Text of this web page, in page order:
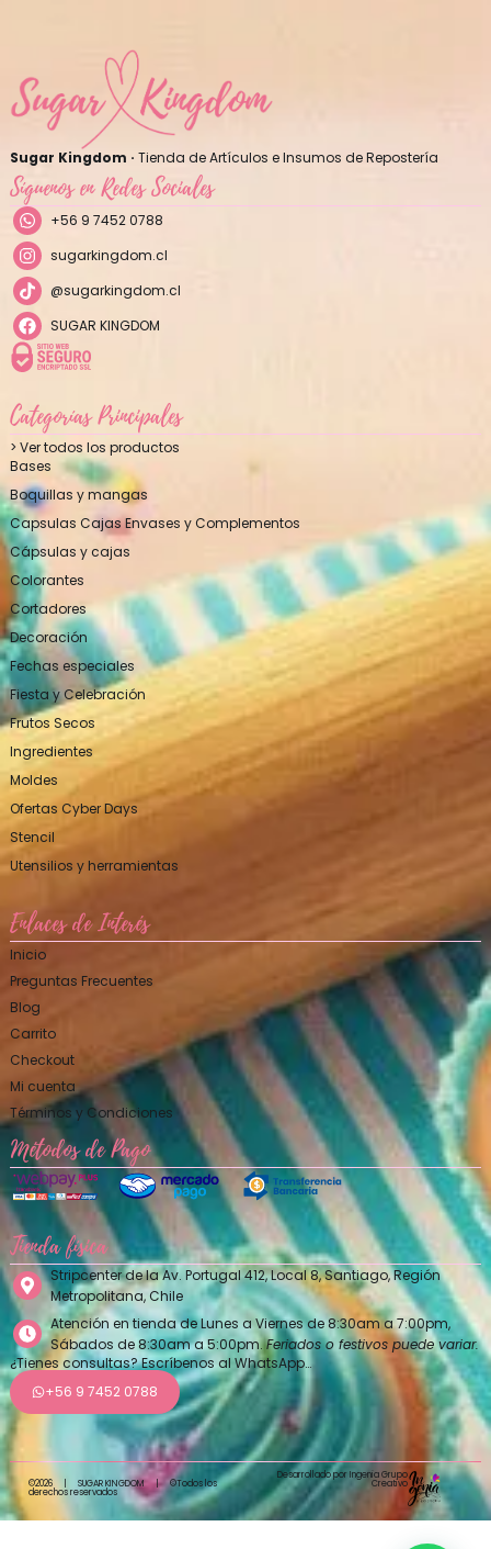
Sugar Kingdom · Tienda de Artículos e Insumos de Repostería
Síguenos en Redes Sociales
+56 9 7452 0788
sugarkingdom.cl
@sugarkingdom.cl
SUGAR KINGDOM
Categorías Principales
> Ver todos los productos
Bases
Boquillas y mangas
Capsulas Cajas Envases y Complementos
Cápsulas y cajas
Colorantes
Cortadores
Decoración
Fechas especiales
Fiesta y Celebración
Frutos Secos
Ingredientes
Moldes
Ofertas Cyber Days
Stencil
Utensilios y herramientas
Enlaces de Interés
Inicio
Preguntas Frecuentes
Blog
Carrito
Checkout
Mi cuenta
Términos y Condiciones
Métodos de Pago
Tienda física
Stripcenter de la Av. Portugal 412, Local 8, Santiago, Región
Metropolitana, Chile
Atención en tienda de Lunes a Viernes de 8:30am a 7:00pm,
Sábados de 8:30am a 5:00pm.Feriados o festivos puede variar.
¿Tienes consultas? Escríbenos al WhatsApp…
+56 9 7452 0788
©2026 SUGAR KINGDOM | ©Todos los
derechos reservados
Desarrollado por Ingenia Grupo
Creativo